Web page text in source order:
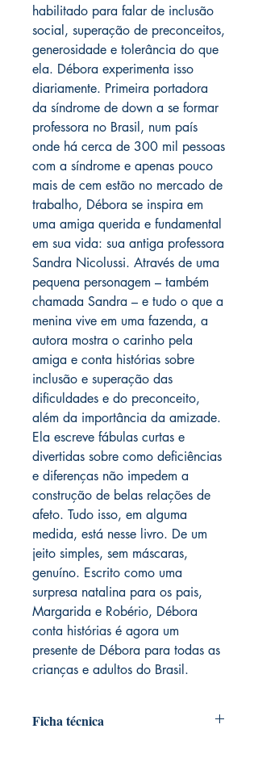
habilitado para falar de inclusão
social, superação de preconceitos,
generosidade e tolerância do que
ela. Débora experimenta isso
diariamente. Primeira portadora
da síndrome de down a se formar
professora no Brasil, num país
onde há cerca de 300 mil pessoas
com a síndrome e apenas pouco
mais de cem estão no mercado de
trabalho, Débora se inspira em
uma amiga querida e fundamental
em sua vida: sua antiga professora
Sandra Nicolussi. Através de uma
pequena personagem – também
chamada Sandra – e tudo o que a
menina vive em uma fazenda, a
autora mostra o carinho pela
amiga e conta histórias sobre
inclusão e superação das
dificuldades e do preconceito,
além da importância da amizade.
Ela escreve fábulas curtas e
divertidas sobre como deficiências
e diferenças não impedem a
construção de belas relações de
afeto. Tudo isso, em alguma
medida, está nesse livro. De um
jeito simples, sem máscaras,
genuíno. Escrito como uma
surpresa natalina para os pais,
Margarida e Robério, Débora
conta histórias é agora um
presente de Débora para todas as
crianças e adultos do Brasil.
Ficha técnica